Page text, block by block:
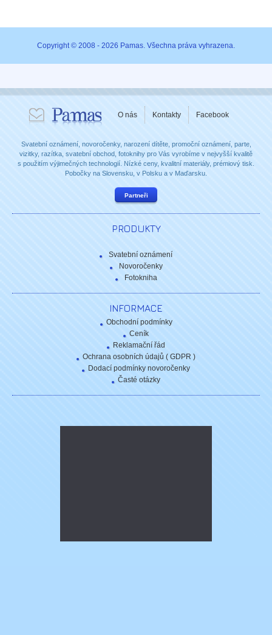
Copyright © 2008 - 2026 Pamas. Všechna práva vyhrazena.
O nás Kontakty Facebook
Svatební oznámení, novoročenky, narození dítěte, promoční oznámení, parte,
vizitky, razítka, svatební obchod, fotoknihy pro Vás vyrobíme v nejvyšší kvalitě
s použitím výjimečných technologií. Nízké ceny, kvalitní materiály, prémiový tisk.
Pobočky na Slovensku, v Polsku a v Maďarsku.
Partneři
PRODUKTY
Svatební oznámení
Novoročenky
Fotokniha
INFORMACE
Obchodní podmínky
Ceník
Reklamační řád
Ochrana osobních údajů ( GDPR )
Dodací podmínky novoročenky
Časté otázky